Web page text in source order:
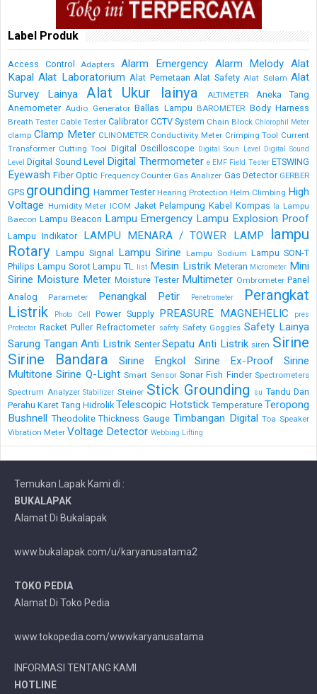
Label Produk
Access Control Adapters Alarm Emergency Alarm Melody Alat
Kapal Alat Laboratorium Alat Pemetaan Alat Safety Alat Selam Alat
Survey Lainya
Alat Ukur lainya ALTIMETER
Aneka Tang
Anemometer Audio Generator Ballas Lampu BAROMETER Body Harness
Breath Tester Cable Tester Calibrator CCTV System Chain Block Chlorophil Meter
clamp Clamp Meter CLINOMETER Conductivity Meter Crimping Tool Current
Transformer Cutting Tool Digital Oscilloscope Digital Soun Level Digital Sound
Level Digital Sound Level Digital Thermometer e EMF Field Tester ETSWING
Eyewash Fiber Optic Frequency Counter Gas Analizer Gas Detector GERBER
GPS grounding Hammer Tester Hearing Protection Helm Climbing High
Voltage Humidity Meter ICOM Jaket Pelampung Kabel Kompas la Lampu
Baecon Lampu Beacon Lampu Emergency Lampu Explosion Proof
Lampu Indikator LAMPU MENARA / TOWER LAMP
lampu
Rotary Lampu Signal Lampu Sirine Lampu Sodium Lampu SON-T
Philips Lampu Sorot Lampu TL list Mesin Listrik Meteran Micrometer Mini
Sirine Moisture Meter Moisture Tester Multimeter Ombrometer Panel
Analog
Parameter Penangkal Petir Penetrometer
Perangkat
Listrik
Photo Cell Power Supply PREASURE MAGNEHELIC
pres
Protector Racket Puller Refractometer safety Safety Goggles Safety Lainya
Sarung Tangan Anti Listrik Senter Sepatu Anti Listrik siren Sirine
Sirine Bandara
Sirine Engkol Sirine Ex-Proof
Sirine
Multitone Sirine Q-Light Smart Sensor Sonar Fish Finder Spectrometers
Spectrum Analyzer Stabilizer Steiner Stick Grounding su Tandu Dan
Perahu Karet Tang Hidrolik Telescopic Hotstick Temperature Teropong
Bushnell Theodolite Thickness Gauge Timbangan Digital Toa Speaker
Vibration Meter Voltage Detector Webbing Lifting
Temukan Lapak Kami di :
BUKALAPAK
Alamat Di Bukalapak
www.bukalapak.com/u/karyanusatama2
TOKO PEDIA
Alamat Di Toko Pedia
www.tokopedia.com/wwwkaryanusatama
INFORMASI TENTANG KAMI
HOTLINE